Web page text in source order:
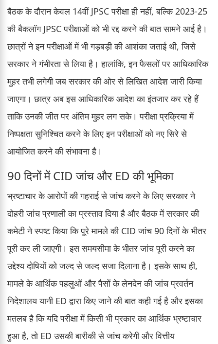
बैठक के दौरान केवल 14वीं JPSC परीक्षा ही नहीं, बल्कि 2023-25
की बैकलॉग JPSC परीक्षाओं को भी रद्द करने की बात सामने आई है।
छात्रों ने इन परीक्षाओं में भी गड़बड़ी की आशंका जताई थी, जिसे
सरकार ने गंभीरता से लिया है। हालांकि, इन फैसलों पर आधिकारिक
मुहर तभी लगेगी जब सरकार की ओर से लिखित आदेश जारी किया
जाएगा। छात्र अब इस आधिकारिक आदेश का इंतजार कर रहे हैं
ताकि उनकी जीत पर अंतिम मुहर लग सके। परीक्षा प्रक्रिया में
निष्पक्षता सुनिश्चित करने के लिए इन परीक्षाओं को नए सिरे से
आयोजित करने की संभावना है।
90 दिनों में CID जांच और ED की भूमिका
भ्रष्टाचार के आरोपों की गहराई से जांच करने के लिए सरकार ने
दोहरी जांच प्रणाली का प्रस्ताव दिया है और बैठक में सरकार की
कमेटी ने स्पष्ट किया कि पूरे मामले की CID जांच 90 दिनों के भीतर
पूरी कर ली जाएगी। इस समयसीमा के भीतर जांच पूरी करने का
उद्देश्य दोषियों को जल्द से जल्द सजा दिलाना है। इसके साथ ही,
मामले के आर्थिक पहलुओं और पैसों के लेनदेन की जांच प्रवर्तन
निदेशालय यानी ED द्वारा किए जाने की बात कही गई है और इसका
मतलब है कि यदि परीक्षा में किसी भी प्रकार का आर्थिक भ्रष्टाचार
हुआ है, तो ED उसकी बारीकी से जांच करेगी और वित्तीय